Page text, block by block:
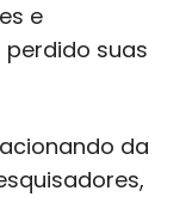
e
suas
da